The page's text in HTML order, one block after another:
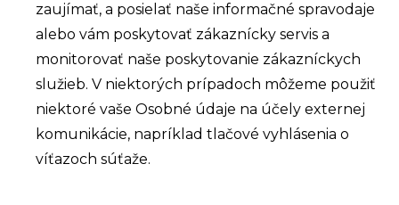
zaujímať, a posielať naše informačné spravodaje
alebo vám poskytovať zákaznícky servis a
monitorovať naše poskytovanie zákazníckych
služieb. V niektorých prípadoch môžeme použiť
niektoré vaše Osobné údaje na účely externej
komunikácie, napríklad tlačové vyhlásenia o
víťazoch súťaže.